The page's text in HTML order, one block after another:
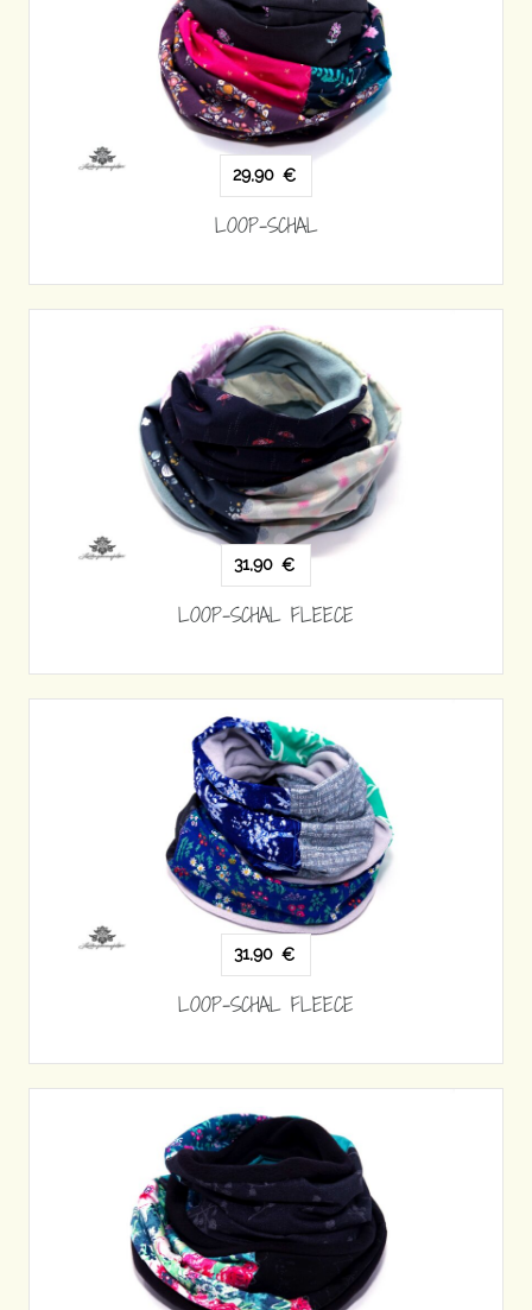
29,90 €
LOOP-SCHAL
31,90 €
LOOP-SCHAL FLEECE
31,90 €
LOOP-SCHAL FLEECE